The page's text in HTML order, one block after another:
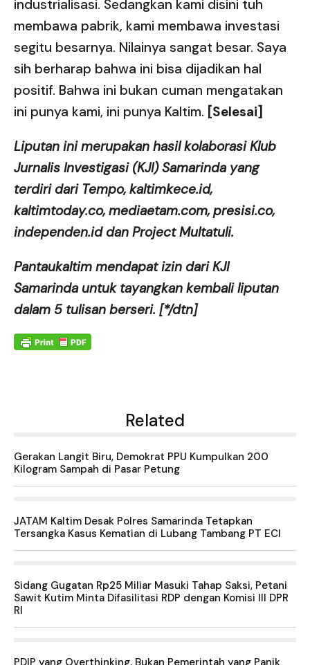
industrialisasi. Sedangkan kami disini tuh
membawa pabrik, kami membawa investasi
segitu besarnya. Nilainya sangat besar. Saya
sih berharap bahwa ini bisa dijadikan hal
positif. Bahwa ini bukan cuman mengatakan
ini punya kami, ini punya Kaltim. [Selesai]
Liputan ini merupakan hasil kolaborasi Klub
Jurnalis Investigasi (KJI) Samarinda yang
terdiri dari Tempo, kaltimkece.id,
kaltimtoday.co, mediaetam.com, presisi.co,
independen.id dan Project Multatuli.
Pantaukaltim mendapat izin dari KJI
Samarinda untuk tayangkan kembali liputan
dalam 5 tulisan berseri. [*/dtn]
Related
Gerakan Langit Biru, Demokrat PPU Kumpulkan 200
Kilogram Sampah di Pasar Petung
JATAM Kaltim Desak Polres Samarinda Tetapkan
Tersangka Kasus Kematian di Lubang Tambang PT ECI
Sidang Gugatan Rp25 Miliar Masuki Tahap Saksi, Petani
Sawit Kutim Minta Difasilitasi RDP dengan Komisi III DPR
RI